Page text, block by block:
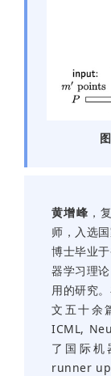
黄增峰 ，
师，入选
博士毕业
器学习理
用的研究
文五十余
ICML,
了国际机
runner up